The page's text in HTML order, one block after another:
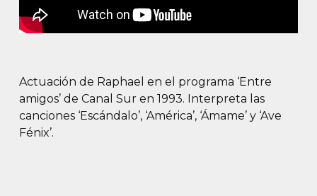
Actuación de Raphael en el programa ‘Entre
amigos’ de Canal Sur en 1993. Interpreta las
canciones ‘Escándalo’, ‘América’, ‘Ámame’ y ‘Ave
Fénix’.